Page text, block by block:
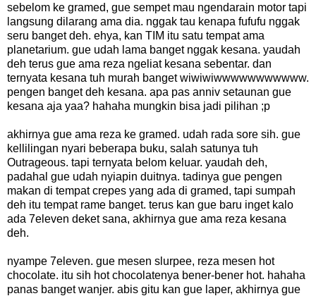
sebelom ke gramed, gue sempet mau ngendarain motor tapi
langsung dilarang ama dia. nggak tau kenapa fufufu nggak
seru banget deh. ehya, kan TIM itu satu tempat ama
planetarium. gue udah lama banget nggak kesana. yaudah
deh terus gue ama reza ngeliat kesana sebentar. dan
ternyata kesana tuh murah banget wiwiwiwwwwwwwwwww.
pengen banget deh kesana. apa pas anniv setaunan gue
kesana aja yaa? hahaha mungkin bisa jadi pilihan ;p
akhirnya gue ama reza ke gramed. udah rada sore sih. gue
kellilingan nyari beberapa buku, salah satunya tuh
Outrageous. tapi ternyata belom keluar. yaudah deh,
padahal gue udah nyiapin duitnya. tadinya gue pengen
makan di tempat crepes yang ada di gramed, tapi sumpah
deh itu tempat rame banget. terus kan gue baru inget kalo
ada 7eleven deket sana, akhirnya gue ama reza kesana
deh.
nyampe 7eleven. gue mesen slurpee, reza mesen hot
chocolate. itu sih hot chocolatenya bener-bener hot. hahaha
panas banget wanjer. abis gitu kan gue laper, akhirnya gue